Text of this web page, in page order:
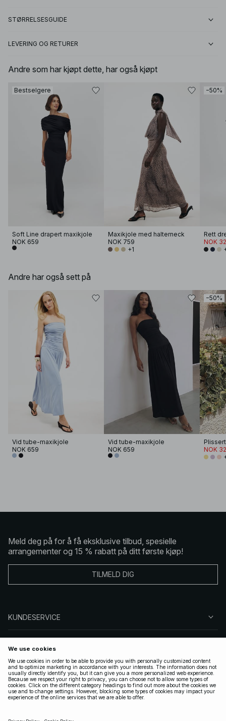
STØRRELSESGUIDE
LEVERING OG RETURER
Andre som har kjøpt dette, har også kjøpt
Bestselgere
Soft Line drapert maxikjole
NOK 659
Maxikjole med halterneck
NOK 759
+1
−50%
NOK
Andre har også sett på
Vid tube-maxikjole
NOK 659
Vid tube-maxikjole
NOK 659
−50%
NOK
Meld deg på for å få eksklusive tilbud, spesielle
arrangementer og 15 % rabatt på ditt første kjøp!
TILMELD DIG
KUNDESERVICE
FØLG OSS
LOVLIG